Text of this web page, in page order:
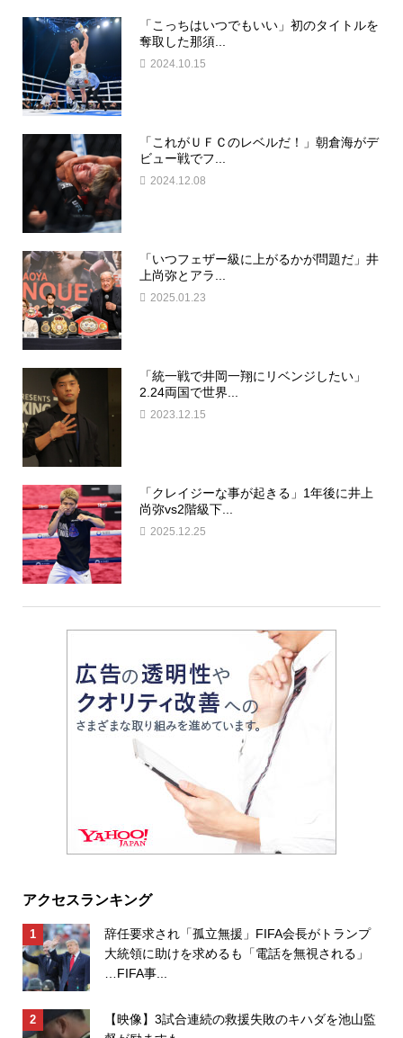
「こっちはいつでもいい」初のタイトルを
奪取した那須...
2024.10.15
「これがＵＦＣのレベルだ！」朝倉海がデ
ビュー戦でフ...
2024.12.08
「いつフェザー級に上がるかが問題だ」井
上尚弥とアラ...
2025.01.23
「統一戦で井岡一翔にリベンジしたい」
2.24両国で世界...
2023.12.15
「クレイジーな事が起きる」1年後に井上
尚弥vs2階級下...
2025.12.25
アクセスランキング
辞任要求され「孤立無援」FIFA会長がトランプ
大統領に助けを求めるも「電話を無視される」
…FIFA事...
【映像】3試合連続の救援失敗のキハダを池山監